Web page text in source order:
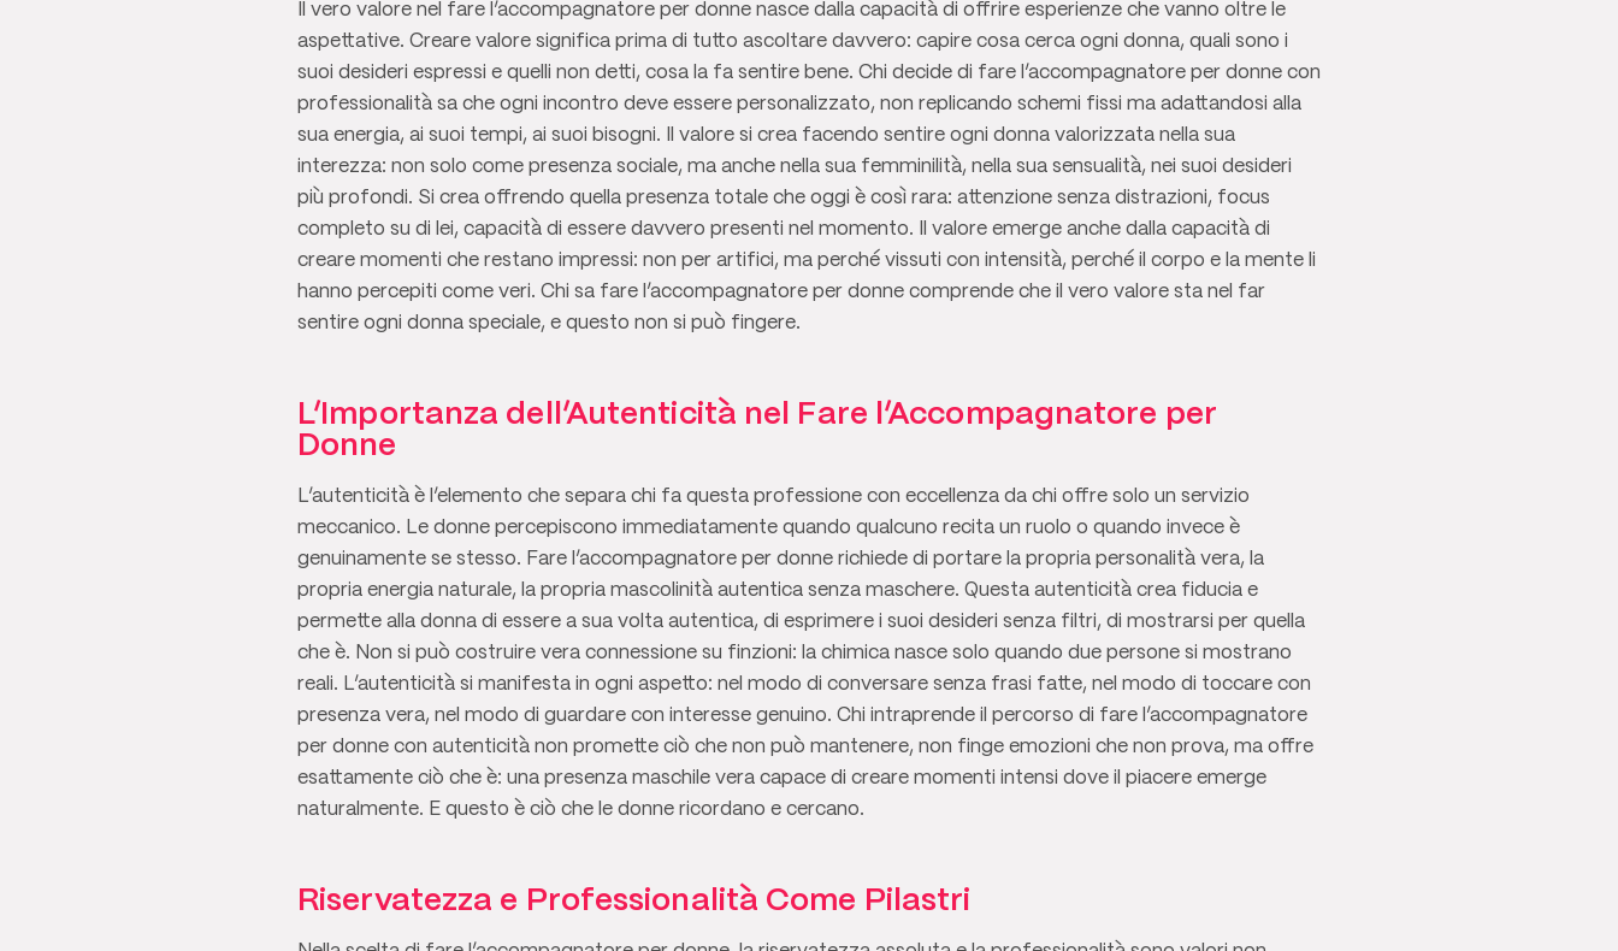
Il vero valore nel fare l’accompagnatore per donne nasce dalla capacità di offrire esperienze che vanno oltre le
aspettative. Creare valore significa prima di tutto ascoltare davvero: capire cosa cerca ogni donna, quali sono i
suoi desideri espressi e quelli non detti, cosa la fa sentire bene. Chi decide di fare l’accompagnatore per donne con
professionalità sa che ogni incontro deve essere personalizzato, non replicando schemi fissi ma adattandosi alla
sua energia, ai suoi tempi, ai suoi bisogni. Il valore si crea facendo sentire ogni donna valorizzata nella sua
interezza: non solo come presenza sociale, ma anche nella sua femminilità, nella sua sensualità, nei suoi desideri
più profondi. Si crea offrendo quella presenza totale che oggi è così rara: attenzione senza distrazioni, focus
completo su di lei, capacità di essere davvero presenti nel momento. Il valore emerge anche dalla capacità di
creare momenti che restano impressi: non per artifici, ma perché vissuti con intensità, perché il corpo e la mente li
hanno percepiti come veri. Chi sa fare l’accompagnatore per donne comprende che il vero valore sta nel far
sentire ogni donna speciale, e questo non si può fingere.
L’Importanza dell’Autenticità nel Fare l’Accompagnatore per
Donne
L’autenticità è l’elemento che separa chi fa questa professione con eccellenza da chi offre solo un servizio
meccanico. Le donne percepiscono immediatamente quando qualcuno recita un ruolo o quando invece è
genuinamente se stesso. Fare l’accompagnatore per donne richiede di portare la propria personalità vera, la
propria energia naturale, la propria mascolinità autentica senza maschere. Questa autenticità crea fiducia e
permette alla donna di essere a sua volta autentica, di esprimere i suoi desideri senza filtri, di mostrarsi per quella
che è. Non si può costruire vera connessione su finzioni: la chimica nasce solo quando due persone si mostrano
reali. L’autenticità si manifesta in ogni aspetto: nel modo di conversare senza frasi fatte, nel modo di toccare con
presenza vera, nel modo di guardare con interesse genuino. Chi intraprende il percorso di fare l’accompagnatore
per donne con autenticità non promette ciò che non può mantenere, non finge emozioni che non prova, ma offre
esattamente ciò che è: una presenza maschile vera capace di creare momenti intensi dove il piacere emerge
naturalmente. E questo è ciò che le donne ricordano e cercano.
Riservatezza e Professionalità Come Pilastri